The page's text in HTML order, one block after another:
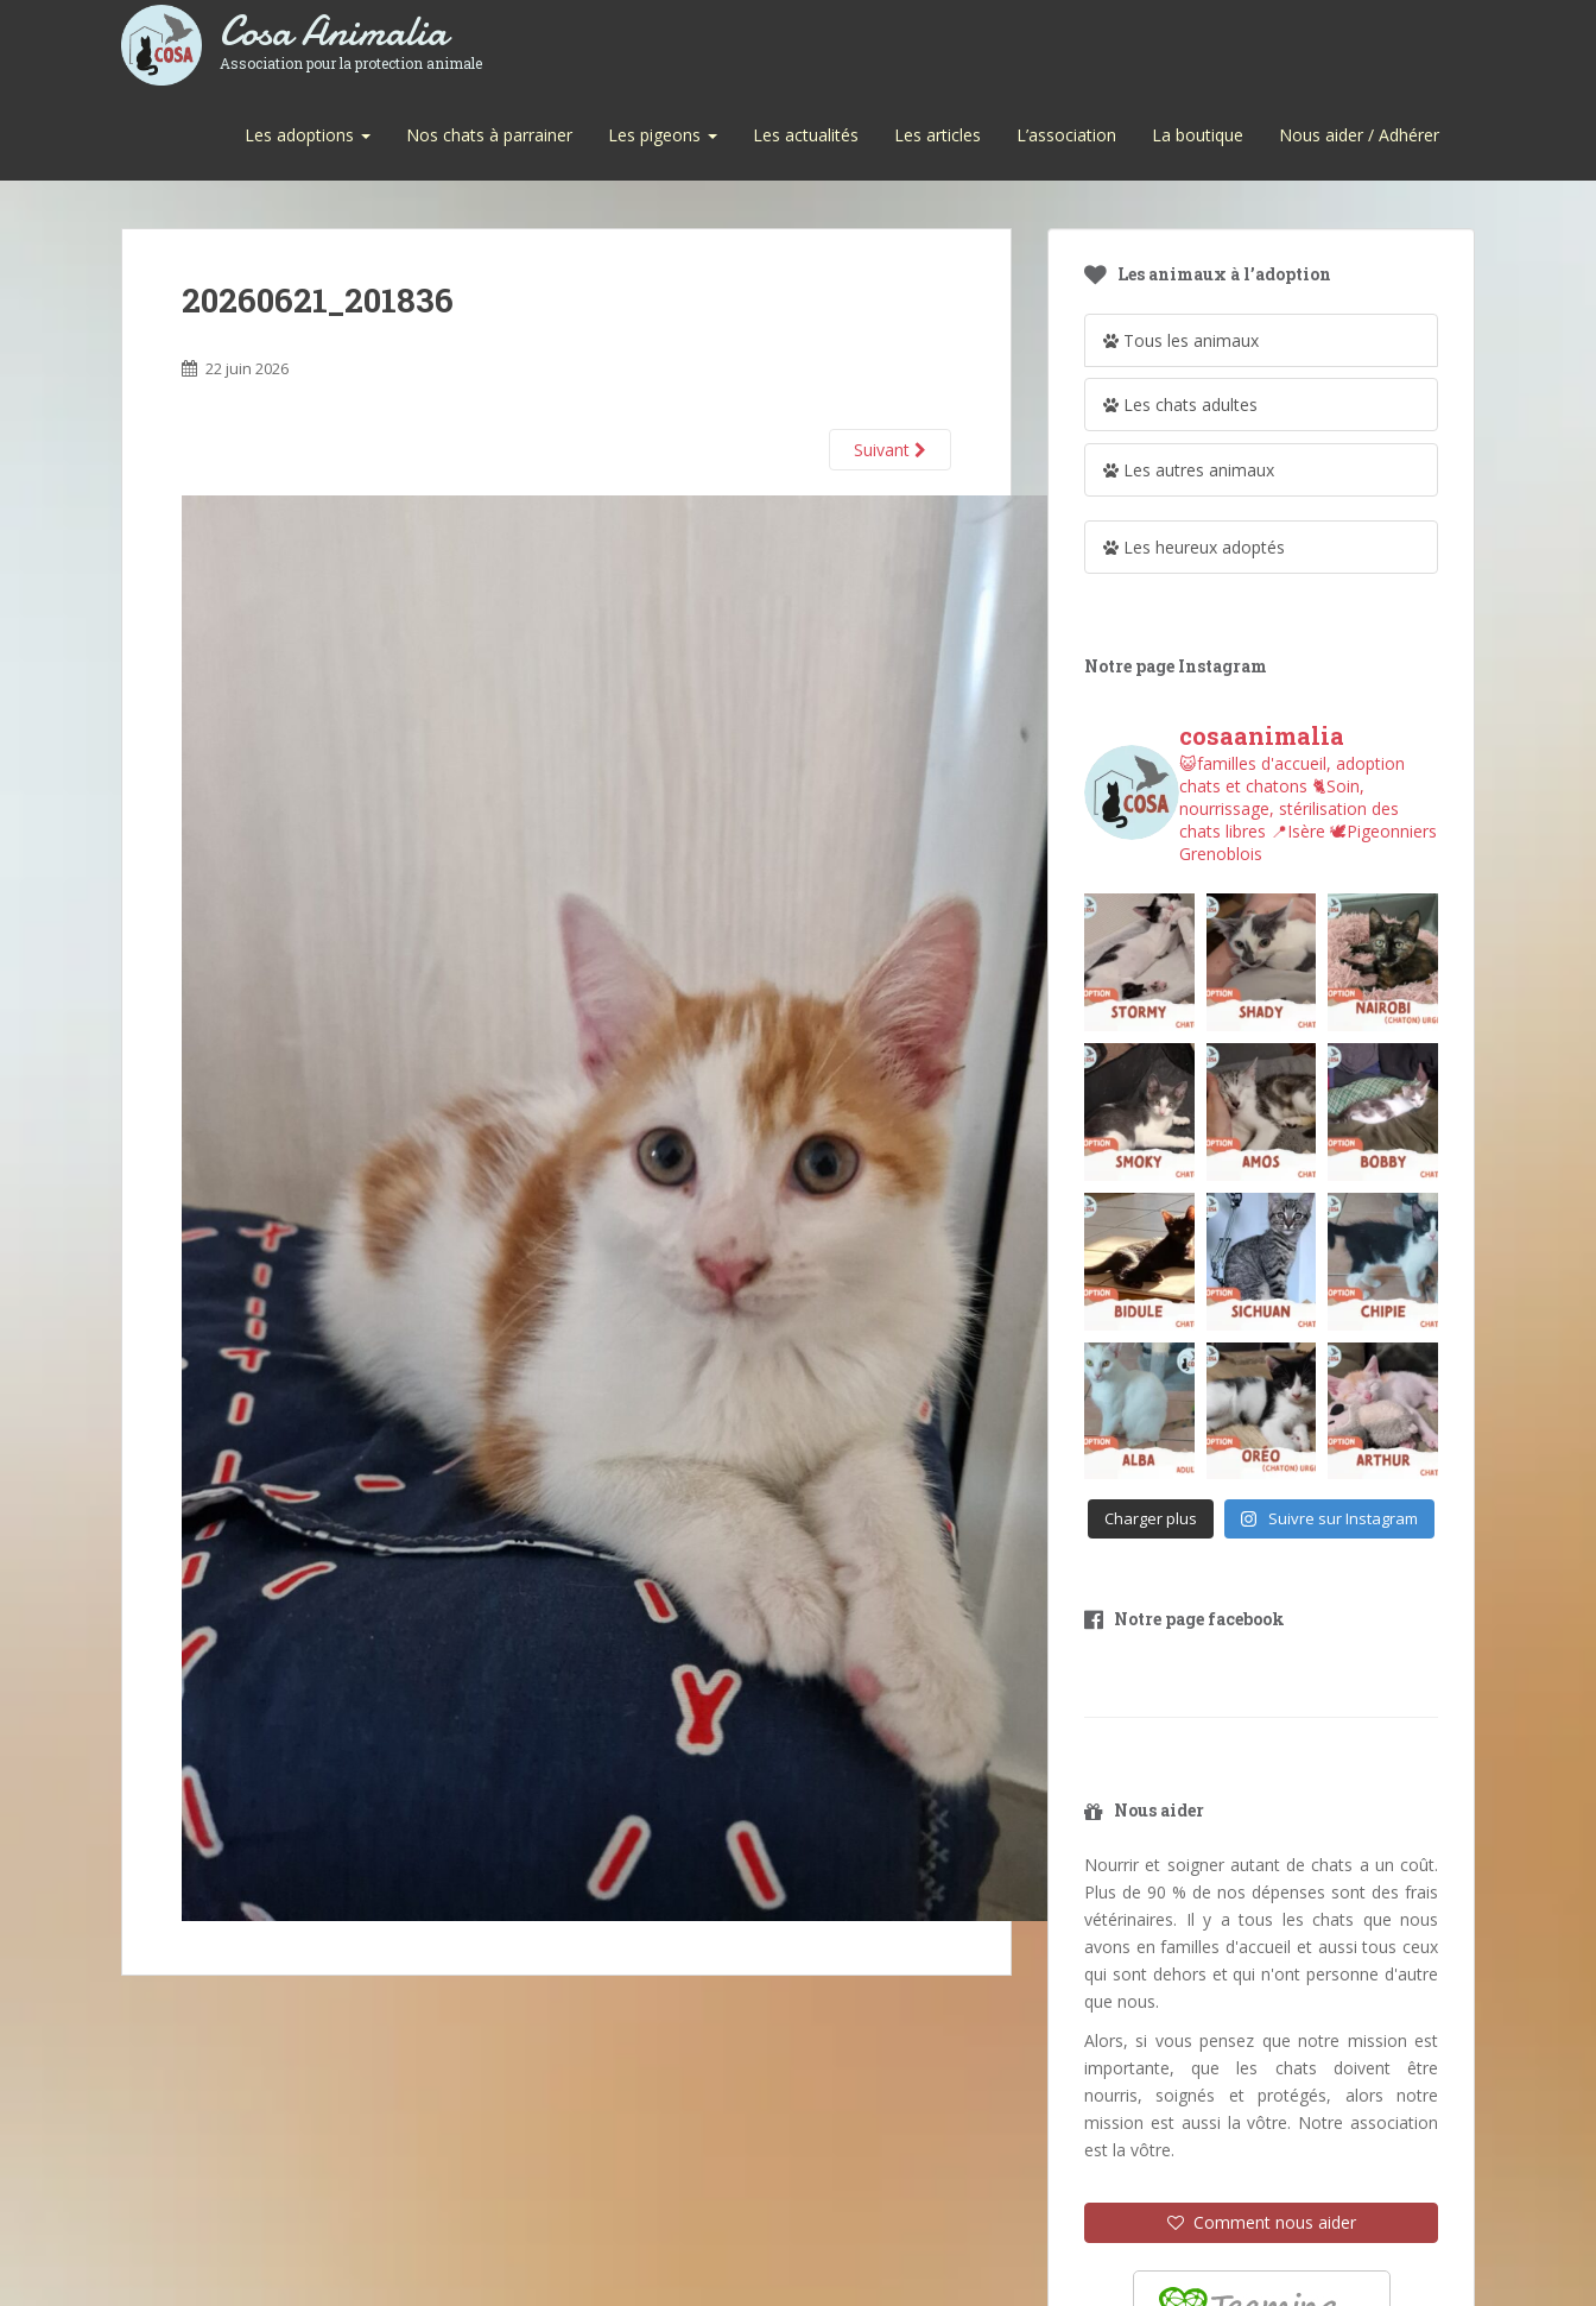
Cosa Animalia
Association pour la protection animale
Les adoptions Nos chats à parrainer Les pigeons Les actualités Les articles L’association La boutique Nous aider / Adhérer
20260621_201836
22 juin 2026
Suivant
Les animaux à l’adoption
Tous les animaux
Les chats adultes
Les autres animaux
Les heureux adoptés
Notre page Instagram
cosaanimalia
😺familles d'accueil, adoption
chats et chatons 🐈Soin,
nourrissage, stérilisation des
chats libres 📍Isère 🕊︎Pigeonniers
Grenoblois
Charger plus Suivre sur Instagram
Notre page facebook
Nous aider
Nourrir et soigner autant de chats a un coût.
Plus de 90 % de nos dépenses sont des frais
vétérinaires. Il y a tous les chats que nous
avons en familles d'accueil et aussi tous ceux
qui sont dehors et qui n'ont personne d'autre
que nous.
Alors, si vous pensez que notre mission est
importante, que les chats doivent être
nourris, soignés et protégés, alors notre
mission est aussi la vôtre. Notre association
est la vôtre.
Comment nous aider